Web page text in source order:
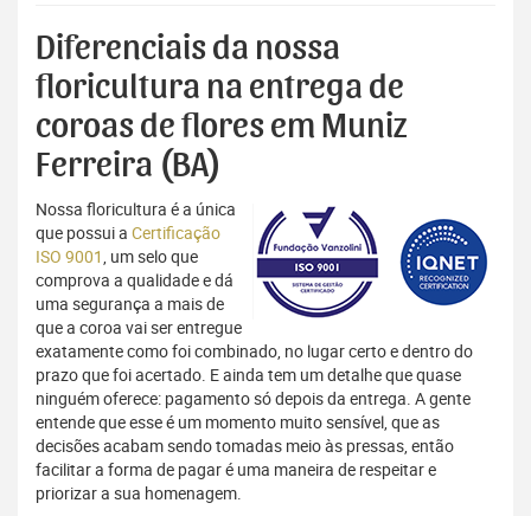
Diferenciais da nossa
floricultura na entrega de
coroas de flores em Muniz
Ferreira (BA)
Nossa floricultura é a única
que possui a Certificação
ISO 9001, um selo que
comprova a qualidade e dá
uma segurança a mais de
que a coroa vai ser entregue
exatamente como foi combinado, no lugar certo e dentro do
prazo que foi acertado. E ainda tem um detalhe que quase
ninguém oferece: pagamento só depois da entrega. A gente
entende que esse é um momento muito sensível, que as
decisões acabam sendo tomadas meio às pressas, então
facilitar a forma de pagar é uma maneira de respeitar e
priorizar a sua homenagem.